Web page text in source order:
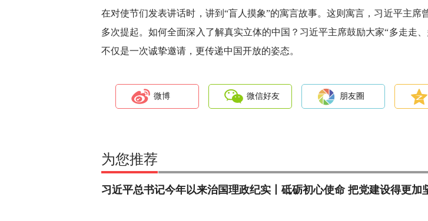
在对使节们发表讲话时，讲到“盲人摸象”的寓言故事。这则寓言，习近平主席
多次提起。如何全面深入了解真实立体的中国？习近平主席鼓励大家“多走走
不仅是一次诚挚邀请，更传递中国开放的姿态。
微博 微信好友 朋友圈
为您推荐
习近平总书记今年以来治国理政纪实丨砥砺初心使命 把党建设得更加